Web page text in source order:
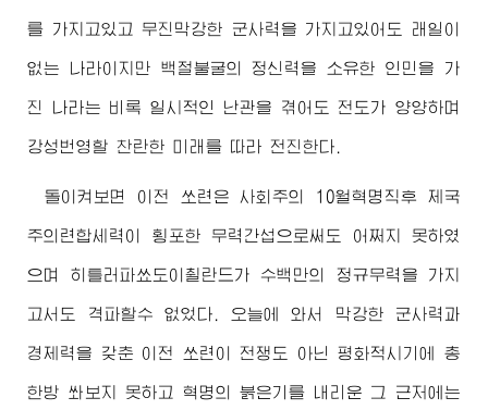
를 가지고있고 무진막강한 군사력을 가지고있어도 래일이
없는 나라이지만 백절불굴의 정신력을 소유한 인민을 가
진 나라는 비록 일시적인 난관을 겪어도 전도가 양양하며
강성번영할 찬란한 미래를 따라 전진한다.
돌이켜보면 이전 쏘련은 사회주의 10월혁명직후 제국
주의련합세력이 횡포한 무력간섭으로써도 어쩌지 못하였
으며 히틀러파쑈도이췰란드가 수백만의 정규무력을 가지
고서도 격파할수 없었다. 오늘에 와서 막강한 군사력과
경제력을 갖춘 이전 쏘련이 전쟁도 아닌 평화적시기에 총
한방 쏴보지 못하고 혁명의 붉은기를 내리운 그 근저에는